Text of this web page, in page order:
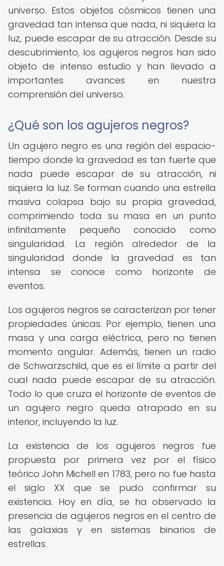
universo. Estos objetos cósmicos tienen una
gravedad tan intensa que nada, ni siquiera la
luz, puede escapar de su atracción. Desde su
descubrimiento, los agujeros negros han sido
objeto de intenso estudio y han llevado a
importantes avances en nuestra
comprensión del universo.
¿Qué son los agujeros negros?
Un agujero negro es una región del espacio-
tiempo donde la gravedad es tan fuerte que
nada puede escapar de su atracción, ni
siquiera la luz. Se forman cuando una estrella
masiva colapsa bajo su propia gravedad,
comprimiendo toda su masa en un punto
infinitamente pequeño conocido como
singularidad. La región alrededor de la
singularidad donde la gravedad es tan
intensa se conoce como horizonte de
eventos.
Los agujeros negros se caracterizan por tener
propiedades únicas. Por ejemplo, tienen una
masa y una carga eléctrica, pero no tienen
momento angular. Además, tienen un radio
de Schwarzschild, que es el límite a partir del
cual nada puede escapar de su atracción.
Todo lo que cruza el horizonte de eventos de
un agujero negro queda atrapado en su
interior, incluyendo la luz.
La existencia de los agujeros negros fue
propuesta por primera vez por el físico
teórico John Michell en 1783, pero no fue hasta
el siglo XX que se pudo confirmar su
existencia. Hoy en día, se ha observado la
presencia de agujeros negros en el centro de
las galaxias y en sistemas binarios de
estrellas.